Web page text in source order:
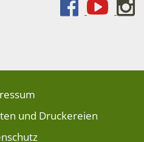
und Druckereien